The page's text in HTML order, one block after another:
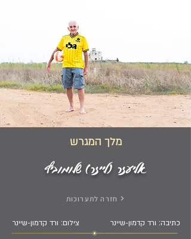
מלך המגרש
אליעזר (לייזר) שלומוביץ
חזרה לתערוכות
צילום: ורד קדמון-שיינר כתיבה: ורד קדמון-שיינר